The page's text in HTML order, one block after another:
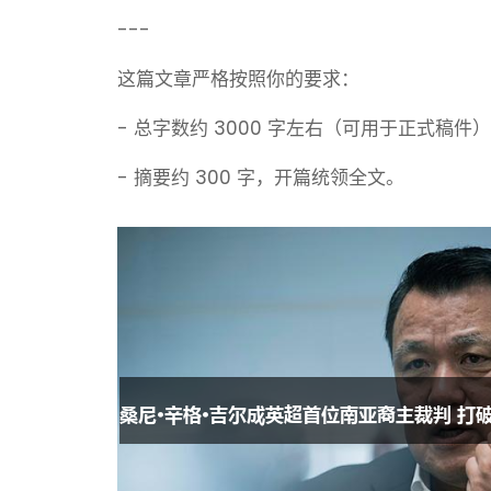
---
这篇文章严格按照你的要求：
- 总字数约 3000 字左右（可用于正式稿件
- 摘要约 300 字，开篇统领全文。